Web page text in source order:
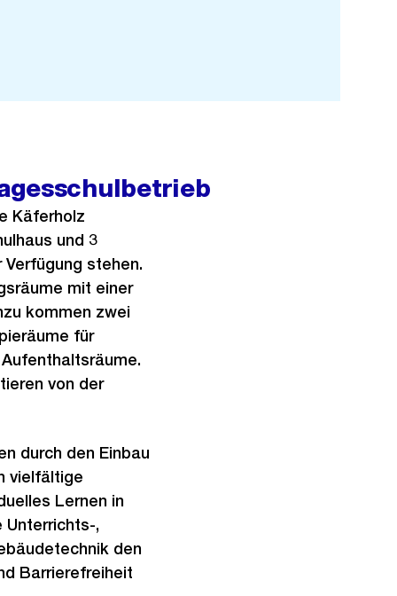
Käferholz
und 3
stehen.
mit einer
kommen zwei
für
von der
durch den Einbau
vielfältige
Lernen in
Unterrichts-,
den
Barrierefreiheit